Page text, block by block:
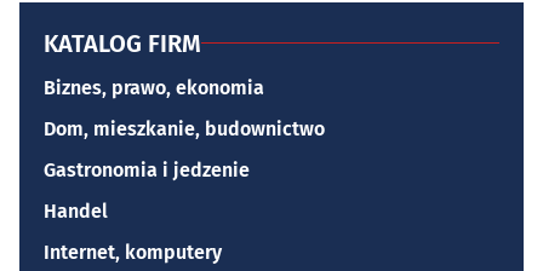
KATALOG FIRM
Biznes, prawo, ekonomia
Dom, mieszkanie, budownictwo
Gastronomia i jedzenie
Handel
Internet, komputery